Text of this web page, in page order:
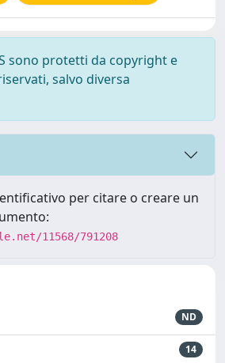
sono protetti da copyright e
salvo diversa
per citare o creare un
11568/791208
ND
14